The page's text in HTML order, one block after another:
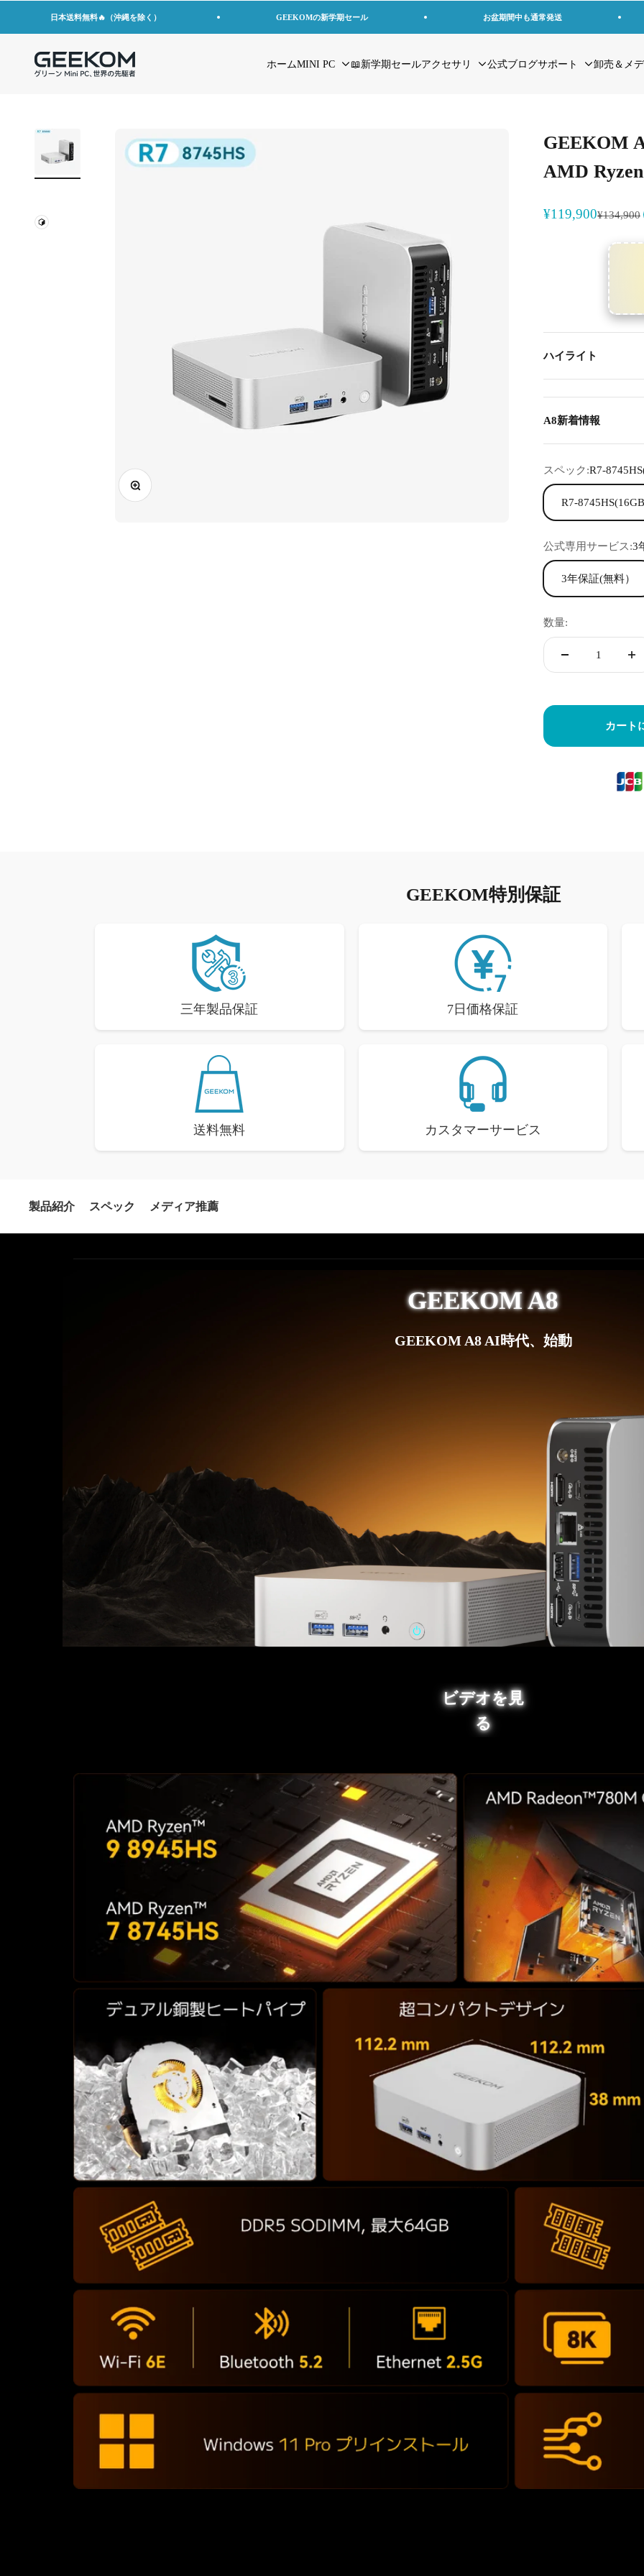
日本送料無料🔥（沖縄を除く） GEEKOMの新学期セール お盆期間中も通常発送
ホームMINI PC 📖新学期セールアクセサリ 公式ブログサポート 卸売＆メ
GEEKOM JP
ズームイン
GEEKOM
AMD
セール価格
¥119,900通常価格
¥134,900
ハイライト
A8新着情報
スペック:R7-
R7-
公式専用サービス:3
3年保証(無料）
数量:
カート
GEEKOM特別保証
三年製品保証 7日価格保証
送料無料 カスタマーサービス
製品紹介 スペック メディア推薦
GEEKOM A8
GEEKOM A8 AI時代、始動
ビデオを見
る